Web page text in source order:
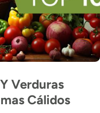
Verduras
Cálidos